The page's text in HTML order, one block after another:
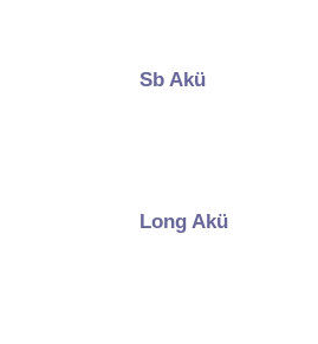
Sb Akü
Long Akü